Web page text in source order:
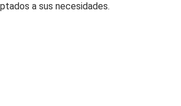
a sus necesidades.